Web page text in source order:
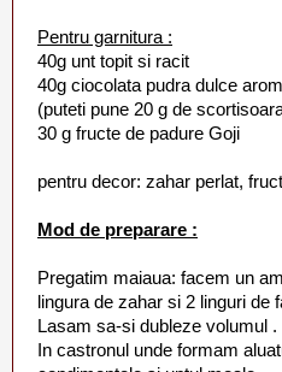
Pentru garnitura :
40g unt topit si racit
40g ciocolata pudra dulce
(puteti pune 20 g de
30 g fructe de padure Goji
pentru decor: zahar perlat,
Mod de preparare :
Pregatim maiaua: facem un
lingura de zahar si 2 linguri de
Lasam sa-si dubleze volumul .
In castronul unde formam